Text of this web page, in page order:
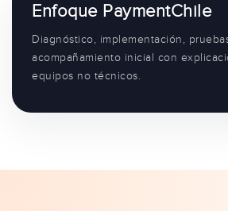
Enfoque PaymentChile
Diagnóstico, implementación,
acompañamiento inicial con
equipos no técnicos.